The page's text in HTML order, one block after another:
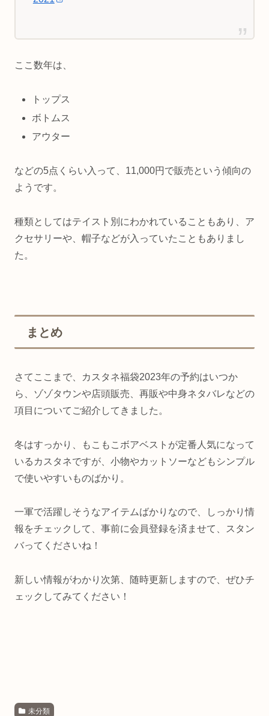
ここ数年は、
トップス
ボトムス
アウター
などの5点くらい入って、11,000円で販売という傾向の
ようです。
種類としてはテイスト別にわかれていることもあり、ア
クセサリーや、帽子などが入っていたこともありまし
た。
まとめ
さてここまで、カスタネ福袋2023年の予約はいつか
ら、ゾゾタウンや店頭販売、再販や中身ネタバレなどの
項目についてご紹介してきました。
冬はすっかり、もこもこボアベストが定番人気になって
いるカスタネですが、小物やカットソーなどもシンプル
で使いやすいものばかり。
一軍で活躍しそうなアイテムばかりなので、しっかり情
報をチェックして、事前に会員登録を済ませて、スタン
バってくださいね！
新しい情報がわかり次第、随時更新しますので、ぜひチ
ェックしてみてください！
未分類